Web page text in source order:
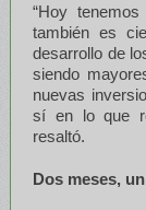
“Hoy
también es
desarrollo de
siendo
nuevas
sí en lo que
resaltó.
Dos meses,